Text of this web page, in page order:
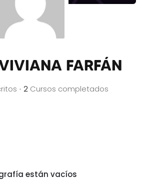
FARFÁN
• 2Cursos completados
están vacíos